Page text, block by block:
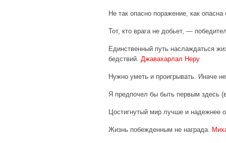
Не так опасно поражение, как
Тот, кто врага не добьет, —
Единственный путь наслаждаться
бедствий. Джавахарлал Неру
Нужно уметь и проигрывать. Иначе
Я предпочел бы быть первым здесь
Цостигнутый мир лучше и надежнее
Жизнь побежденным не награда.